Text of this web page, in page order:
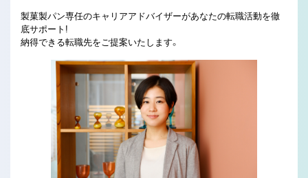
製菓製パン専任のキャリアアドバイザーがあなたの転職活動を徹
底サポート!
納得できる転職先をご提案いたします。